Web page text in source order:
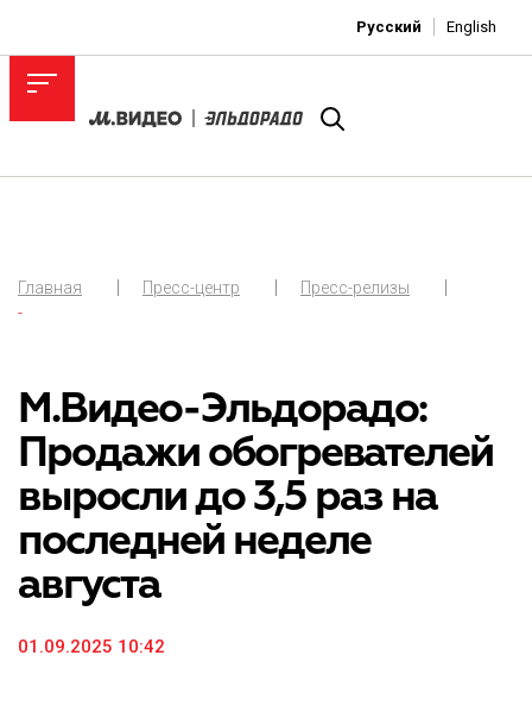
Русский English
Главная Пресс-центр
Пресс-релизы
-
М.Видео-Эльдорадо:
Продажи обогревателей
выросли до 3,5 раз на
последней неделе
августа
01.09.2025 10:42